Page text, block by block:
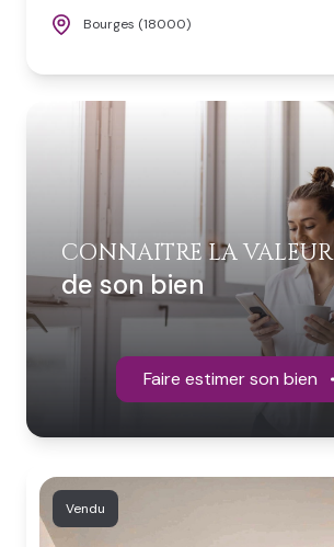
Bourges (18000)
CONNAITRE LA VALEUR
de son bien
Faire estimer son bien
Vendu